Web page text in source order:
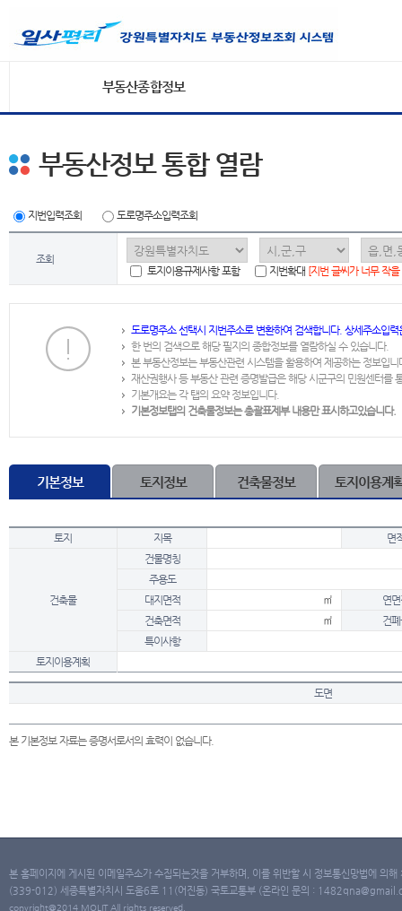
부동산종합정보
부동산정보 통합 열람
지번입력조회 도로명주소입력조회
조회
토지이용규제사항 포함
지번확대 [지번 글씨가 너무 작
도로명주소 선택시 지번주소로 변환하여 검색합니다. 상세주소입
한 번의 검색으로 해당 필지의 종합정보를 열람하실 수 있습니다.
본 부동산정보는 부동산관련 시스템을 활용하여 제공하는 정보입니
재산권행사 등 부동산 관련 증명발급은 해당 시군구의 민원센터를
기본개요는 각 탭의 요약 정보입니다.
기본정보탭의 건축물정보는 총괄표제부 내용만 표시하고있습니다.
기본정보 토지정보 건축물정보 토지이용계
토지 지목 면
건축물
건물명칭
주용도
대지면적
㎡
연
건축면적
㎡
건
특이사항
토지이용계획
도면
본 기본정보 자료는 증명서로서의 효력이 없습니다.
본 홈페이지에 게시된 이메일주소가 수집되는것을 거부하며, 이를 위반할 시 정보통신망법에 의
(339-012) 세종특별자치시 도움6로 11(어진동) 국토교통부 (온라인 문의 :
copyright@2014 MOLIT All rights reserved.